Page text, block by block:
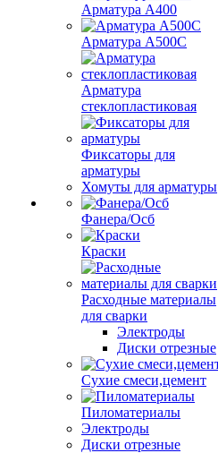
Арматура А400
Арматура A500C
Арматура
стеклопластиковая
Фиксаторы для
арматуры
Хомуты для арматуры
Фанера/Осб
Краски
Расходные материалы
для сварки
Электроды
Диски отрезные
Сухие смеси,цемент
Пиломатериалы
Электроды
Диски отрезные